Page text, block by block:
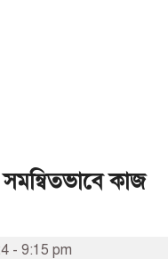
সমন্বিতভাবে কাজ
- 9:15 pm